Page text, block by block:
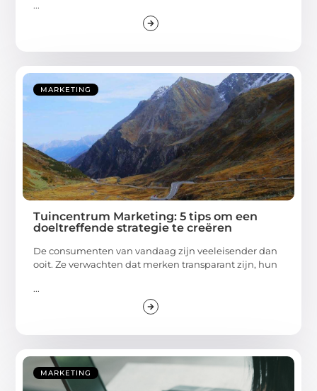
...
MARKETING
Tuincentrum Marketing: 5 tips om een
doeltreffende strategie te creëren
De consumenten van vandaag zijn veeleisender dan
ooit. Ze verwachten dat merken transparant zijn, hun
...
MARKETING